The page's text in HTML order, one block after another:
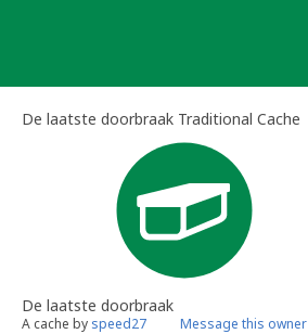
De laatste doorbraak Traditional Cache
De laatste doorbraak
A cache by speed27 Message this owner